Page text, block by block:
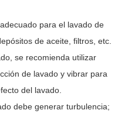
para el lavado de
de aceite, filtros, etc.
se recomienda utilizar
de lavado y vibrar para
del lavado.
debe generar turbulencia;